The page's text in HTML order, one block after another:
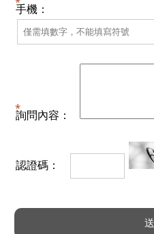
手機：
詢問內容：
認證碼：